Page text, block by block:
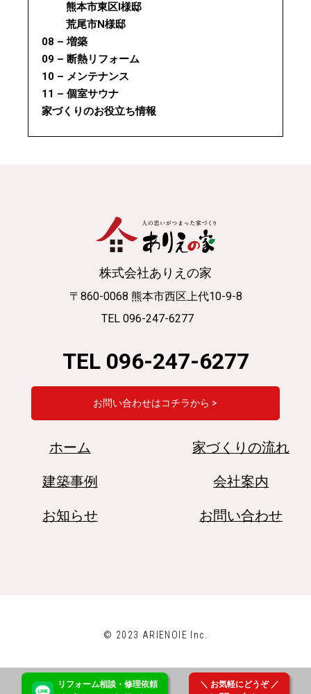
熊本市東区I様邸
荒尾市N様邸
08 – 増築
09 – 断熱リフォーム
10 – メンテナンス
11 – 個室サウナ
家づくりのお役立ち情報
株式会社ありえの家
〒860-0068 熊本市西区上代10-9-8
TEL 096-247-6277
TEL 096-247-6277
お問い合わせはコチラから >
ホーム 家づくりの流れ
建築事例 会社案内
お知らせ お問い合わせ
© 2023 ARIENOIE Inc.
リフォーム相談・修理依頼 ＼ お気軽にどうぞ ／